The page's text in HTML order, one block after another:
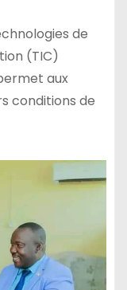
de
(TIC)
aux
conditions de